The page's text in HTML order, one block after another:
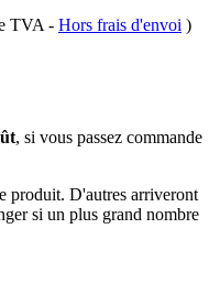
TVA - Hors frais d'envoi )
, si vous passez commande
produit. D'autres arriveront
si un plus grand nombre